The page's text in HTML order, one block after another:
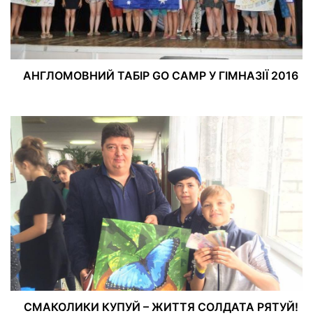
АНГЛОМОВНИЙ ТАБІР GO CAMP У ГІМНАЗІЇ 2016
СМАКОЛИКИ КУПУЙ – ЖИТТЯ СОЛДАТА РЯТУЙ!